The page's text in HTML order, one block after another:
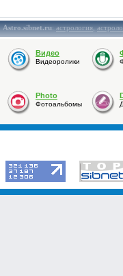
Astro.sibnet.ru:астрология,
Видео
Видеоролики
Photo
Фотоальбомы